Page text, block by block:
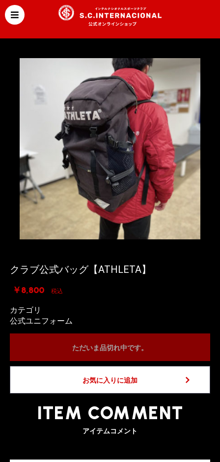
クラブ公式バッグ【ATHLETA】
￥8,800 税込
カテゴリ
公式ユニフォーム
ただいま品切れ中です。
お気に入りに追加
ITEM COMMENT
アイテムコメント